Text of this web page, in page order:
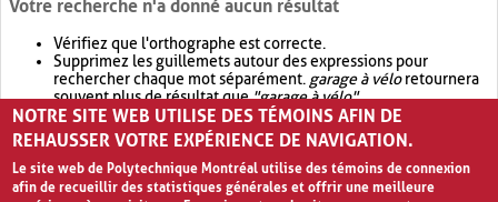
Votre recherche n'a donné aucun résultat
Vérifiez que l'orthographe est correcte.
Supprimez les guillemets autour des expressions pour
rechercher chaque mot séparément. garage à véloretournera
souvent plus de résultat que"garage à vélo".
Envisagez d'élargir votre recherche avec OR.garage OR vélo
retournera souvent plus de résultat quegarage à vélo
NOTRE SITE WEB UTILISE DES TÉMOINS AFIN DE
REHAUSSER VOTRE EXPÉRIENCE DE NAVIGATION.
Le site web de Polytechnique Montréal utilise des témoins de connexion
afin de recueillir des statistiques générales et offrir une meilleure